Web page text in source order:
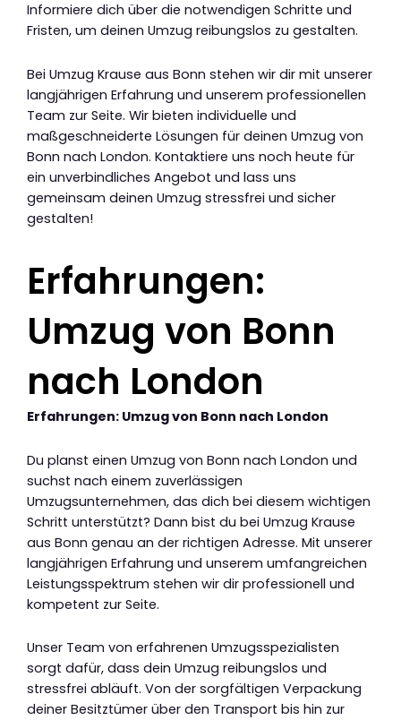
Informiere dich über die notwendigen Schritte und
Fristen, um deinen Umzug reibungslos zu gestalten.
Bei Umzug Krause aus Bonn stehen wir dir mit unserer
langjährigen Erfahrung und unserem professionellen
Team zur Seite. Wir bieten individuelle und
maßgeschneiderte Lösungen für deinen Umzug von
Bonn nach London. Kontaktiere uns noch heute für
ein unverbindliches Angebot und lass uns
gemeinsam deinen Umzug stressfrei und sicher
gestalten!
Erfahrungen:
Umzug von Bonn
nach London
Erfahrungen: Umzug von Bonn nach London
Du planst einen Umzug von Bonn nach London und
suchst nach einem zuverlässigen
Umzugsunternehmen, das dich bei diesem wichtigen
Schritt unterstützt? Dann bist du bei Umzug Krause
aus Bonn genau an der richtigen Adresse. Mit unserer
langjährigen Erfahrung und unserem umfangreichen
Leistungsspektrum stehen wir dir professionell und
kompetent zur Seite.
Unser Team von erfahrenen Umzugsspezialisten
sorgt dafür, dass dein Umzug reibungslos und
stressfrei abläuft. Von der sorgfältigen Verpackung
deiner Besitztümer über den Transport bis hin zur